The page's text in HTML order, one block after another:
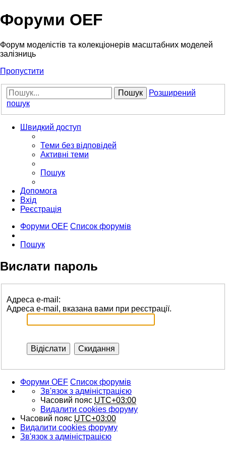
Форуми OEF
Форум моделістів та колекціонерів масштабних моделей
залізниць
Пропустити
Пошук
Розширений
пошук
Швидкий доступ
Теми без відповідей
Активні теми
Пошук
Допомога
Вхід
Реєстрація
Форуми OEF Список форумів
Пошук
Вислати пароль
Адреса e-mail:
Адреса e-mail, вказана вами при реєстрації.
Форуми OEF Список форумів
Зв'язок з адміністрацією
Часовий пояс UTC+03:00
Видалити cookies форуму
Часовий пояс UTC+03:00
Видалити cookies форуму
Зв'язок з адміністрацією